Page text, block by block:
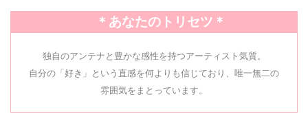
＊あなたのトリセツ＊
独自のアンテナと豊かな感性を持つアーティスト気質。
自分の「好き」という直感を何よりも信じており、唯一無二の
雰囲気をまとっています。